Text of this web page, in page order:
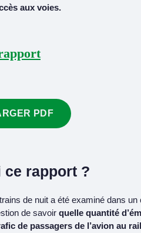
aux voies.
PDF
ce rapport ?
de nuit a été examiné dans
de savoir quelle quantité
de passagers de l’avion au